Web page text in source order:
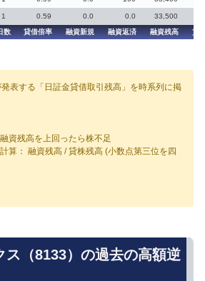
1 0.59 0.0 0.0
33,500
数 貸借倍率 融資新規 融資返済 融資残高 貸
表する「日証金貸借取引残高」を時系列に掲
資残高を上回ったら株不足
算： 融資残高 / 貸株残高 (小数点第三位を四
ス（8133）の過去の高額逆